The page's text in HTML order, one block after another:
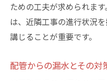
ための工夫が求められま
は、近隣工事の進行状況
講じることが重要です。
配管からの漏水とその対